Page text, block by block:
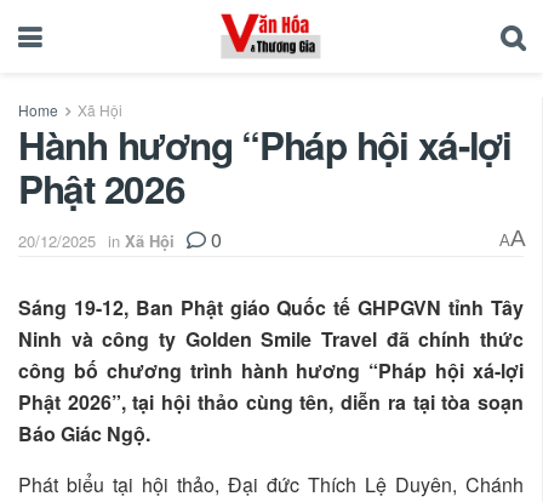
Home Xã Hội
Hành hương “Pháp hội xá-lợi
Phật 2026
20/12/2025 in Xã Hội 0 AA
Sáng 19-12, Ban Phật giáo Quốc tế GHPGVN tỉnh Tây
Ninh và công ty Golden Smile Travel đã chính thức
công bố chương trình hành hương “Pháp hội xá-lợi
Phật 2026”, tại hội thảo cùng tên, diễn ra tại tòa soạn
Báo Giác Ngộ.
Phát biểu tại hội thảo, Đại đức Thích Lệ Duyên, Chánh